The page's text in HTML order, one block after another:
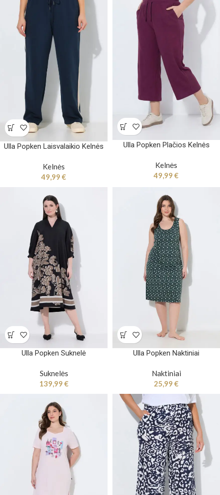
Ulla Popken Laisvalaikio Kelnės
Kelnės
49,99 €
Ulla Popken Plačios Kelnės
Kelnės
49,99 €
Ulla Popken Suknelė
Suknelės
139,99 €
Ulla Popken Naktiniai
Naktiniai
25,99 €